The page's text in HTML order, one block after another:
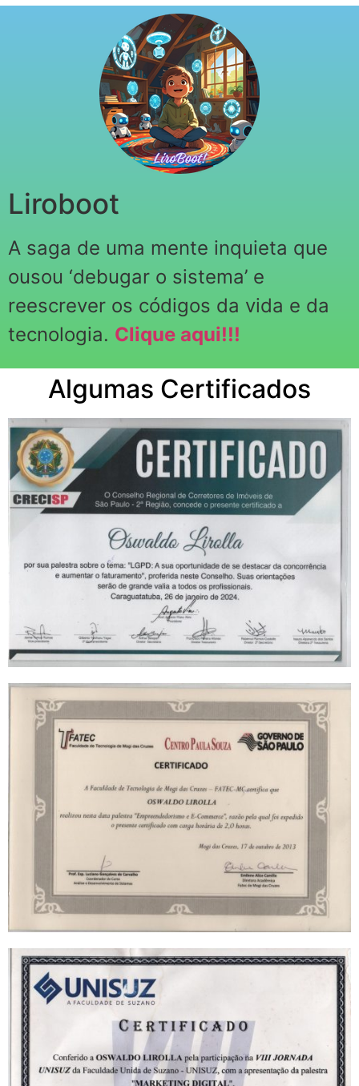
Liroboot
A saga de uma mente inquieta que
ousou ‘debugar o sistema’ e
reescrever os códigos da vida e da
tecnologia. Clique aqui!!!
Algumas Certificados